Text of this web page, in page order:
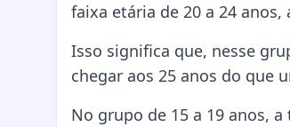
faixa etária de 20 a 24
Isso significa que, nesse
chegar aos 25 anos do que
No grupo de 15 a 19 anos,